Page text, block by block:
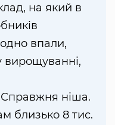
на який в
впали,
вирощуванні,
ніша.
близько 8 тис.